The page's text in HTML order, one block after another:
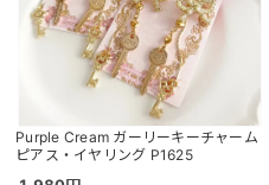
Purple Cream ガーリーキーチャーム
ピアス・イヤリング P1625